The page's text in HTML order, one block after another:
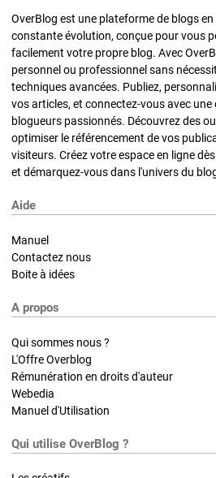
OverBlog est une plateforme de blogs en
constante évolution, conçue pour vous
facilement votre propre blog. Avec
personnel ou professionnel sans
techniques avancées. Publiez,
vos articles, et connectez-vous avec
blogueurs passionnés. Découvrez des
optimiser le référencement de vos
visiteurs. Créez votre espace en ligne
et démarquez-vous dans l'univers du
Aide
Manuel
Contactez nous
Boite à idées
A propos
Qui sommes nous ?
L'Offre Overblog
Rémunération en droits d'auteur
Webedia
Manuel d'Utilisation
Qui utilise OverBlog ?